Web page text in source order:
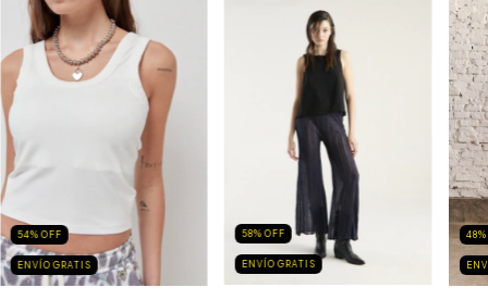
54%OFF
ENVÍO GRATIS
58%OFF
ENVÍO GRATIS
48%